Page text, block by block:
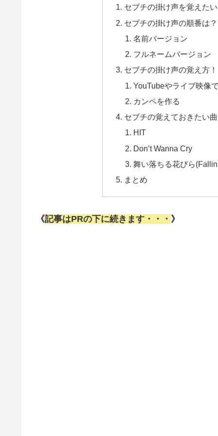
セブチの掛け声を覚えた
セブチの掛け声の順番は？
名前バージョン
フルネームバージョン
セブチの掛け声の覚え方！
YouTubeやライブ映像
カンペを作る
セブチの覚えておきたい
HIT
Don’t Wanna Cry
舞い落ちる花びら
まとめ
《記事はPRの下に続きます・・・ 》